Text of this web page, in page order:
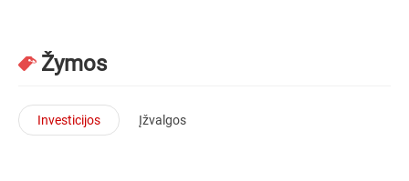
Žymos
Investicijos Įžvalgos